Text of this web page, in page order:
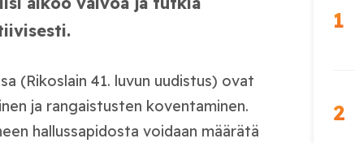
(Rikoslain 41. luvun uudistus) ovat
ja rangaistusten koventaminen.
hallussapidosta voidaan määrätä
1
2